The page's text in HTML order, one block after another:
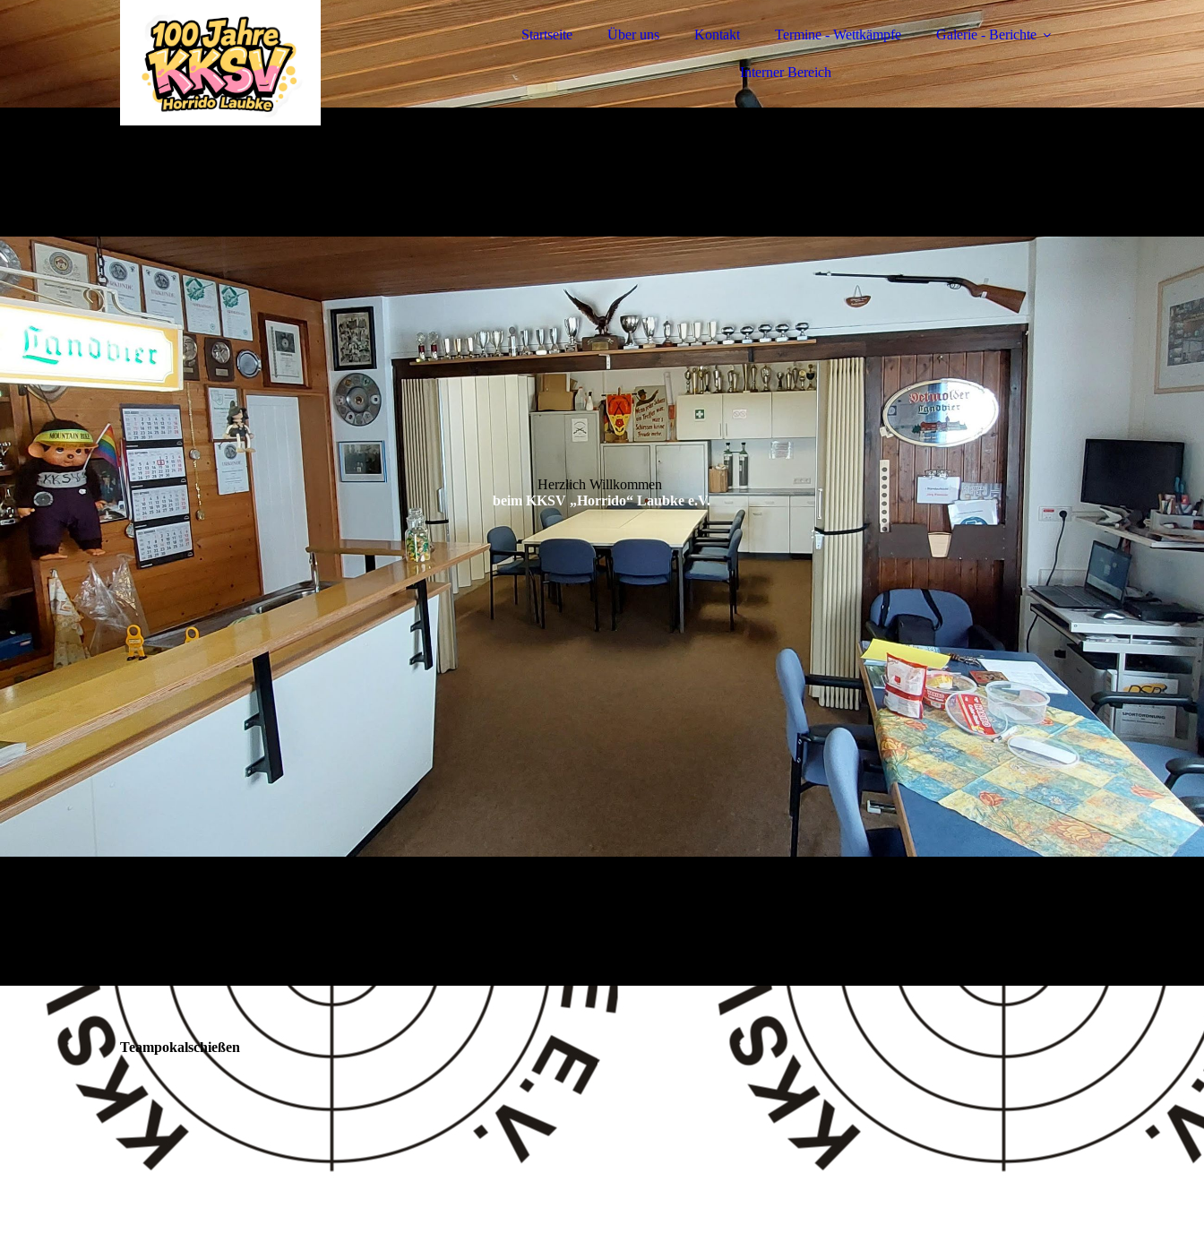
Startseite Über uns Kontakt Termine - Wettkämpfe Galerie - Berichte
Interner Bereich
Herzlich Willkommen
beim KKSV „Horrido“ Laubke e.V.
Teampokalschießen